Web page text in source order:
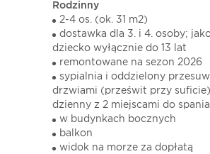
Rodzinny
2-4 os. (ok. 31 m2)
dostawka dla 3. i 4. osoby;
dziecko wyłącznie do 13 lat
remontowane na sezon 2026
sypialnia i oddzielony
drzwiami (prześwit przy
dzienny z 2 miejscami do spania
w budynkach bocznych
balkon
widok na morze za dopłatą